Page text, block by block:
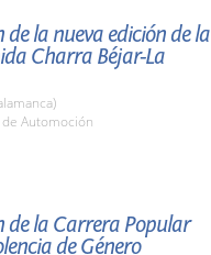
de la nueva edición de la
Charra Béjar-La
Automoción
de la Carrera Popular
de Género